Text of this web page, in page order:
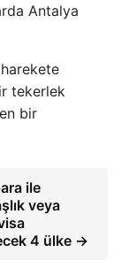
Antalya
harekete
tekerlek
bir
ile
veya
4 ülke →